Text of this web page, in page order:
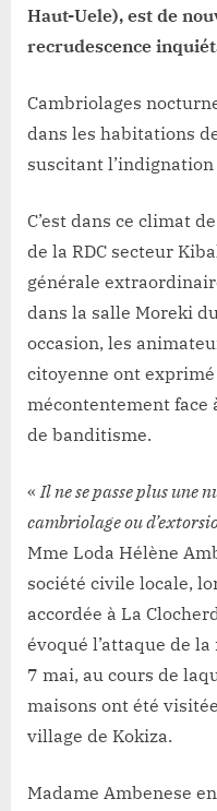
Haut-Uele), est de
recrudescence
Cambriolages
dans les habitations
suscitant
C’est dans ce climat
de la RDC secteur
générale
dans la salle Moreki
occasion, les
citoyenne ont
mécontentement face
de banditisme.
«Il ne se passe plus une
cambriolage ou
Mme Loda Hélène
société civile locale,
accordée à La
évoqué l’attaque de
7 mai, au cours de
maisons ont été
village de Kokiza.
Madame Ambenese